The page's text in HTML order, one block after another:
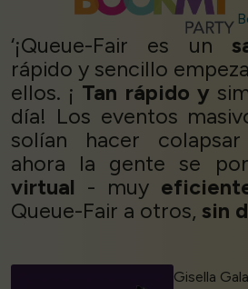
‘¡Queue-Fair es un
rápido y sencillo
ellos. ¡ Tan rápido y
día! Los eventos
solían hacer
ahora la gente se
virtual - muy
Queue-Fair a otros, sin
Gisella